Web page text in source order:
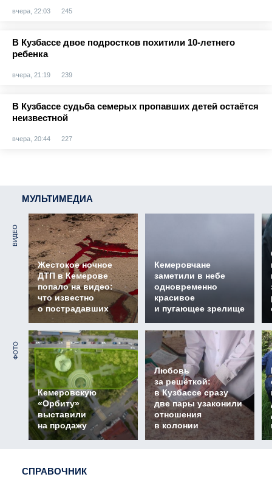
вчера, 22:03 245
В Кузбассе двое подростков похитили 10-летнего
ребенка
вчера, 21:19 239
В Кузбассе судьба семерых пропавших детей остаётся
неизвестной
вчера, 20:44 227
МУЛЬТИМЕДИА
ВИДЕО
Жестокое ночное
ДТП в Кемерове
попало на видео:
что известно
о пострадавших
Кемеровчане
заметили в небе
одновременно
красивое
и пугающее зрелище
ФОТО
Кемеровскую
«Орбиту»
выставили
на продажу
Любовь
за решёткой:
в Кузбассе сразу
две пары узаконили
отношения
в колонии
СПРАВОЧНИК